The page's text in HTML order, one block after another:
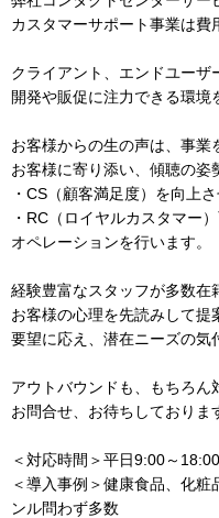
カスタマーサポート事業は費
クライアント、エンドユーザ
開発や販促に注力できる環境
お客様からの生の声は、事業
お客様に寄り添い、傾聴の姿
・CS（顧客満足度）を向上さ
・RC（ロイヤルカスタマー
オペレーションを行います。
経験豊富なスタッフが多数在
お客様の心理を先読みして提
要望に応え、潜在ニーズの気
アウトバウンドも、もちろん
お問合せ、お待ちしておりま
＜対応時間＞平日9:00～18:00
＜導入事例＞健康食品、化
ンル問わず多数